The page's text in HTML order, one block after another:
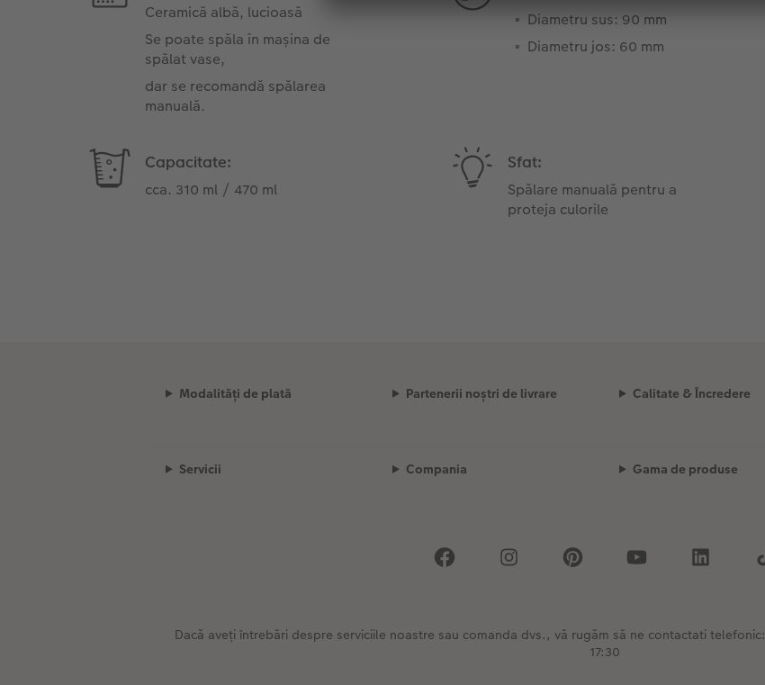
Ceramică albă, lucioasă
Se poate spăla în mașina de
spălat vase,
dar se recomandă spălarea
manuală.
Diametru sus: 90 mm
Diametru jos: 60 mm
Capacitate:
cca. 310 ml / 470 ml
Sfat:
Spălare manuală pentru a
proteja culorile
Modalități de plată Partenerii noștri de livrare Calitate & Încredere
Servicii Compania Gama de produse
Dacă aveți întrebări despre serviciile noastre sau comanda dvs., vă rugăm să ne contactati telefonic:
17:30